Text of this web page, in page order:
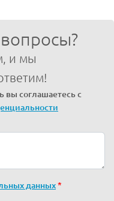
и мы
вы соглашаетесь с
данных*